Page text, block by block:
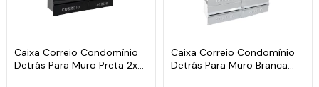
Caixa Correio Condomínio
Detrás Para Muro Preta 2x3
Caixa Correio Condomínio
Detrás Para Muro Branca